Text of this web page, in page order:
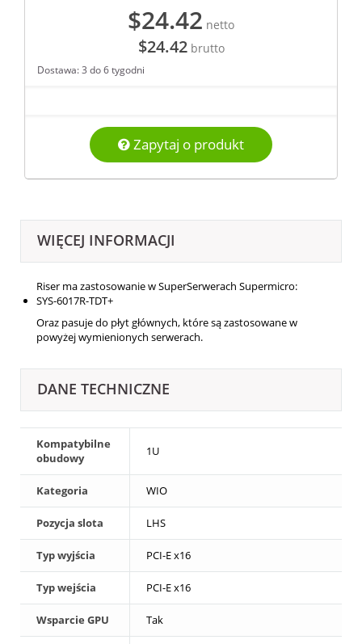
$24.42 netto
$24.42brutto
Dostawa: 3 do 6 tygodni
Zapytaj o produkt
WIĘCEJ INFORMACJI
Riser ma zastosowanie w SuperSerwerach Supermicro:
SYS-6017R-TDT+
Oraz pasuje do płyt głównych, które są zastosowane w
powyżej wymienionych serwerach.
DANE TECHNICZNE
Kompatybilne
obudowy
1U
Kategoria WIO
Pozycja slota LHS
Typ wyjścia PCI-E x16
Typ wejścia PCI-E x16
Wsparcie GPU Tak